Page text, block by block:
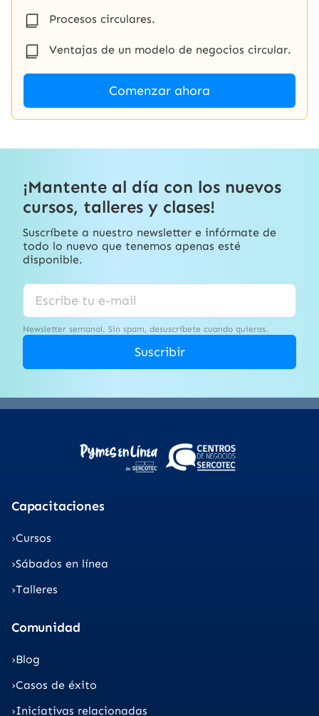
Procesos circulares.
Ventajas de un modelo de negocios circular.
Comenzar ahora
¡Mantente al día con los nuevos
cursos, talleres y clases!
Suscríbete a nuestro newsletter e infórmate de
todo lo nuevo que tenemos apenas esté
disponible.
Newsletter semanal. Sin spam, desuscríbete cuando quieras.
Suscribir
Capacitaciones
Cursos
Sábados en línea
Talleres
Comunidad
Blog
Casos de éxito
Iniciativas relacionadas